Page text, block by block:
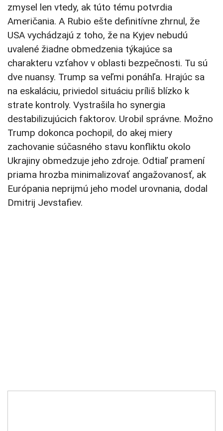
zmysel len vtedy, ak túto tému potvrdia
Američania. A Rubio ešte definitívne zhrnul, že
USA vychádzajú z toho, že na Kyjev nebudú
uvalené žiadne obmedzenia týkajúce sa
charakteru vzťahov v oblasti bezpečnosti. Tu sú
dve nuansy. Trump sa veľmi ponáhľa. Hrajúc sa
na eskaláciu, priviedol situáciu príliš blízko k
strate kontroly. Vystrašila ho synergia
destabilizujúcich faktorov. Urobil správne. Možno
Trump dokonca pochopil, do akej miery
zachovanie súčasného stavu konfliktu okolo
Ukrajiny obmedzuje jeho zdroje. Odtiaľ pramení
priama hrozba minimalizovať angažovanosť, ak
Európania neprijmú jeho model urovnania, dodal
Dmitrij Jevstafiev.